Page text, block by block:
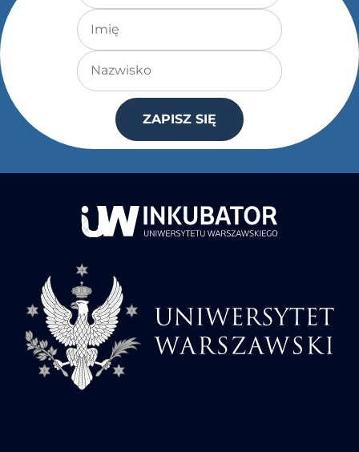
Imię
Nazwisko
ZAPISZ SIĘ